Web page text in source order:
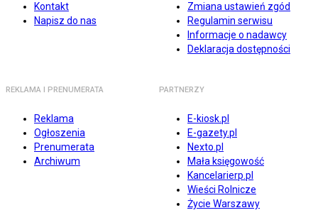
Kontakt
Napisz do nas
Zmiana ustawień zgód
Regulamin serwisu
Informacje o nadawcy
Deklaracja dostępności
REKLAMA I PRENUMERATA
Reklama
Ogłoszenia
Prenumerata
Archiwum
PARTNERZY
E-kiosk.pl
E-gazety.pl
Nexto.pl
Mała księgowość
Kancelarierp.pl
Wieści Rolnicze
Życie Warszawy